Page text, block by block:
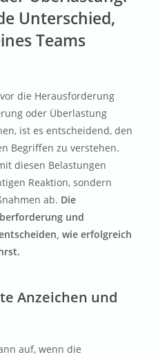
Unterschied,
Teams
die Herausforderung
oder Überlastung
ist es entscheidend, den
Begriffen zu verstehen.
diesen Belastungen
Reaktion, sondern
ab. Die
und
wie erfolgreich
Anzeichen und
auf, wenn die